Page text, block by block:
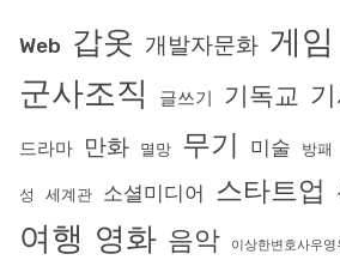
Web 갑옷 개발자문화 게임
군사조직 글쓰기 기독교
드라마 만화 멸망 무기 미술 방패
성 세계관 소셜미디어 스타트업
여행 영화 음악 이상한변호사우영